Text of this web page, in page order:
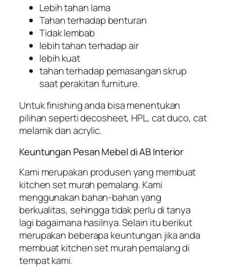
Lebih tahan lama
Tahan terhadap benturan
Tidak lembab
lebih tahan terhadap air
lebih kuat
tahan terhadap pemasangan skrup
saat perakitan furniture.
Untuk finishing anda bisa menentukan
pilihan seperti decosheet, HPL, cat duco, cat
melamik dan acrylic.
Keuntungan Pesan Mebel di AB Interior
Kami merupakan produsen yang membuat
kitchen set murah pemalang. Kami
menggunakan bahan-bahan yang
berkualitas, sehingga tidak perlu di tanya
lagi bagaimana hasilnya. Selain itu berikut
merupakan beberapa keuntungan jika anda
membuat kitchen set murah pemalang di
tempat kami.